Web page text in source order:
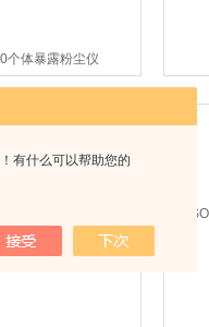
有什么可以帮助您的
个体暴露粉尘仪